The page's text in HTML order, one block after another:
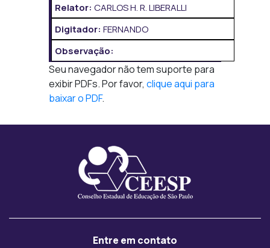
Relator: CARLOS H. R. LIBERALLI
Digitador: FERNANDO
Observação:
Seu navegador não tem suporte para
exibir PDFs. Por favor, clique aqui para
baixar o PDF.
Entre em contato